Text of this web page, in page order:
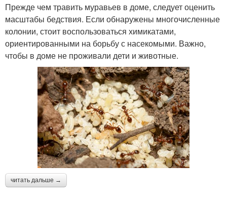
Прежде чем травить муравьев в доме, следует оценить
масштабы бедствия. Если обнаружены многочисленные
колонии, стоит воспользоваться химикатами,
ориентированными на борьбу с насекомыми. Важно,
чтобы в доме не проживали дети и животные.
читать дальше →